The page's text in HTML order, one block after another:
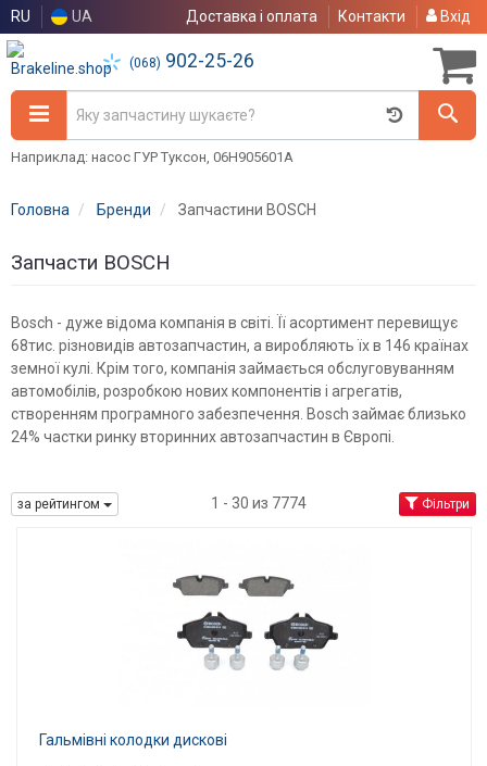
RU UA Доставка і оплата Контакти Вхід
(068) 902-25-26
Наприклад: насос ГУР Туксон, 06H905601A
Головна Бренди Запчастини BOSCH
Запчасти BOSCH
Bosch - дуже відома компанія в світі. Її асортимент перевищує
68тис. різновидів автозапчастин, а виробляють їх в 146 країнах
земної кулі. Крім того, компанія займається обслуговуванням
автомобілів, розробкою нових компонентів і агрегатів,
створенням програмного забезпечення. Bosch займає близько
24% частки ринку вторинних автозапчастин в Європі.
за рейтингом 1 - 30 из 7774 Фільтри
Гальмівні колодки дискові